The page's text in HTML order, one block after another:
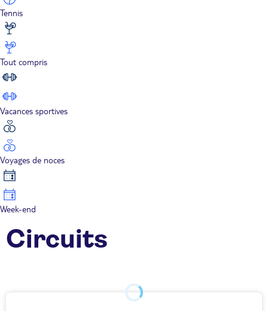
Tennis
Tout compris
Vacances sportives
Voyages de noces
Week-end
Circuits